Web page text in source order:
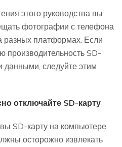
этого руководства вы
фотографии с телефона
разных платформах. Если
производительность SD-
данными, следуйте этим
отключайте SD-карту
SD-карту на компьютере
осторожно извлекать